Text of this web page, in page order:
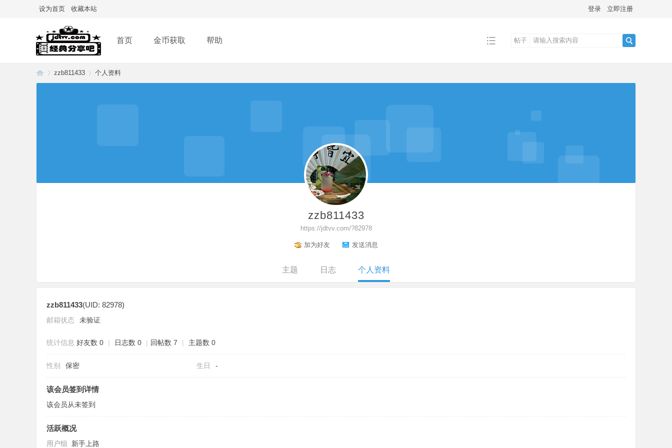
设为首页 收藏本站 登录 立即注册
首页 金币获取 帮助
帖子
zzb811433 个人资料
zzb811433
https://jdtvv.com/?82978
加为好友 发送消息
主题 日志 个人资料
zzb811433(UID: 82978)
邮箱状态 未验证
统计信息 好友数 0 | 日志数 0 | 回帖数 7 | 主题数 0
性别 保密 生日 -
该会员签到详情
该会员从未签到
活跃概况
用户组 新手上路